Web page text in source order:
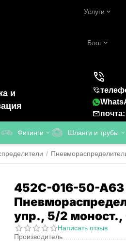
Услуги
Блог
и
Фитинги Шланги и трубы
/
452C-016-50-A63
упр., 5/2 моност.,
Написать отзыв
Производитель